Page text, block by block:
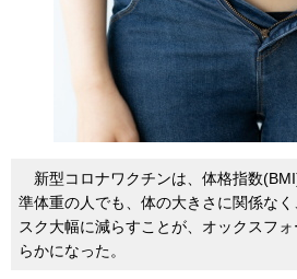
新型コロナワクチンは、体格指数
準体重の人でも、体の大きさに関係な
スク大幅に減らすことが、オックスフ
らかになった。